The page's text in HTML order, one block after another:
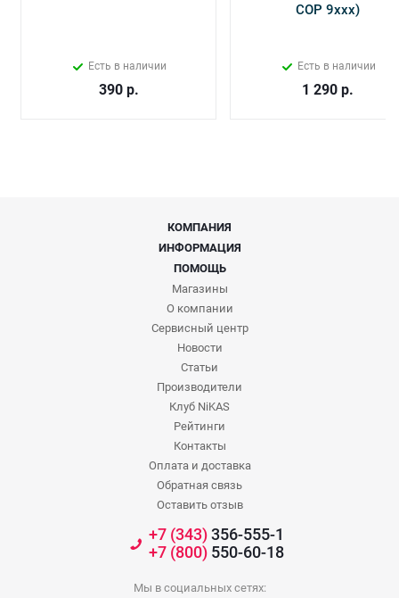
Есть в наличии
390р.
СОР 9ххх)
Есть в наличии
1 290 р.
КОМПАНИЯ
ИНФОРМАЦИЯ
ПОМОЩЬ
Магазины
О компании
Сервисный центр
Новости
Статьи
Производители
Клуб NiKAS
Рейтинги
Контакты
Оплата и доставка
Обратная связь
Оставить отзыв
+7 (343)356-555-1
+7 (800)550-60-18
Мы в социальных сетях: